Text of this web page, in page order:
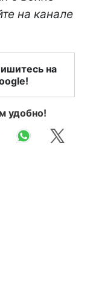
на канале
на
удобно!